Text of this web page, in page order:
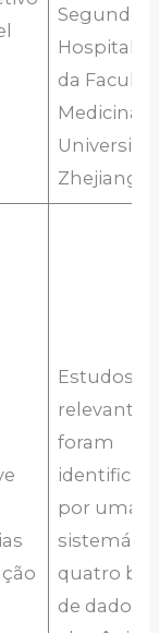
Segundo
Hospital
da
Medicina
Zhejiang.
Estudos
relevantes
foram
por uma
quatro
de dados